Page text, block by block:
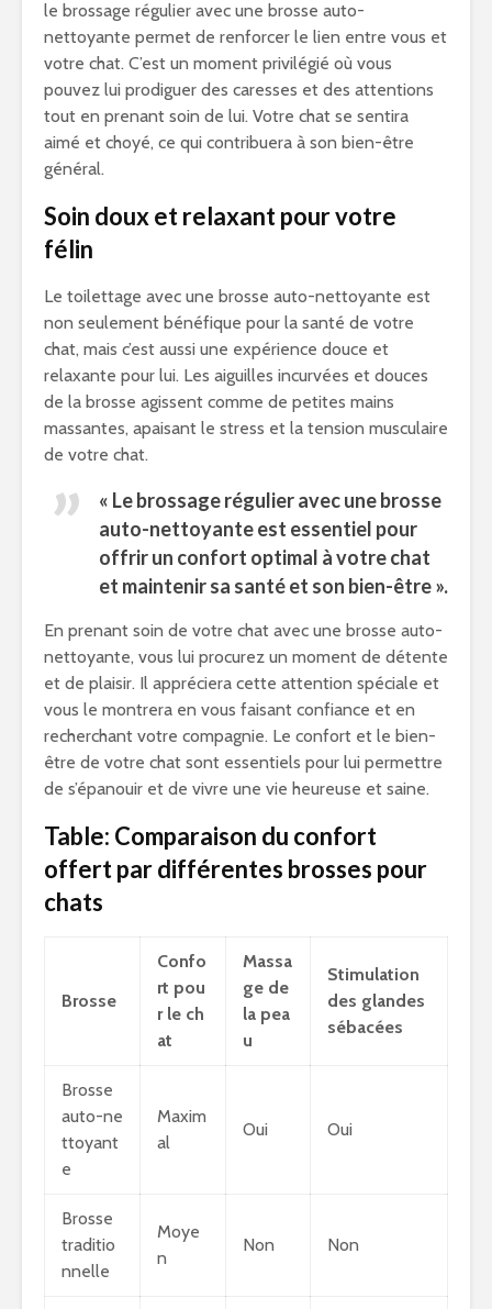
le brossage régulier avec une brosse auto-
nettoyante permet de renforcer le lien entre vous et
votre chat. C’est un moment privilégié où vous
pouvez lui prodiguer des caresses et des attentions
tout en prenant soin de lui. Votre chat se sentira
aimé et choyé, ce qui contribuera à son bien-être
général.
Soin doux et relaxant pour votre
félin
Le toilettage avec une brosse auto-nettoyante est
non seulement bénéfique pour la santé de votre
chat, mais c’est aussi une expérience douce et
relaxante pour lui. Les aiguilles incurvées et douces
de la brosse agissent comme de petites mains
massantes, apaisant le stress et la tension musculaire
de votre chat.
« Le brossage régulier avec une brosse
auto-nettoyante est essentiel pour
offrir un confort optimal à votre chat
et maintenir sa santé et son bien-être ».
En prenant soin de votre chat avec une brosse auto-
nettoyante, vous lui procurez un moment de détente
et de plaisir. Il appréciera cette attention spéciale et
vous le montrera en vous faisant confiance et en
recherchant votre compagnie. Le confort et le bien-
être de votre chat sont essentiels pour lui permettre
de s’épanouir et de vivre une vie heureuse et saine.
Table: Comparaison du confort
offert par différentes brosses pour
chats
Brosse
Confo
rt pou
r le ch
at
Massa
ge de
la pea
u
Stimulation
des glandes
sébacées
Brosse
auto-ne
ttoyant
e
Maxim
al
Oui Oui
Brosse
traditio
nnelle
Moye
n
Non Non